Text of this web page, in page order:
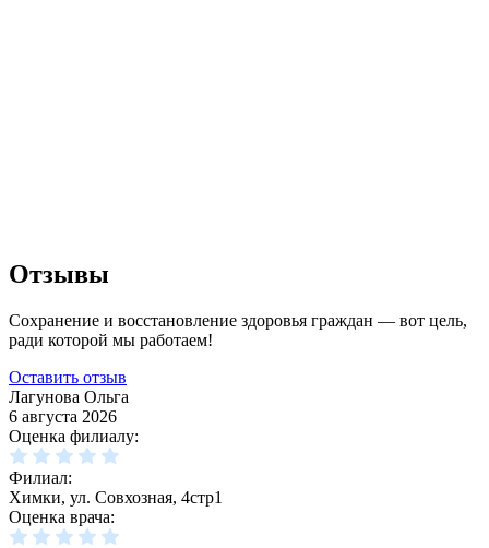
Отзывы
Сохранение и восстановление здоровья граждан — вот цель,
ради которой мы работаем!
Оставить отзыв
Лагунова Ольга
6 августа 2026
Оценка филиалу:
Филиал:
Химки, ул. Совхозная, 4стр1
Оценка врача: